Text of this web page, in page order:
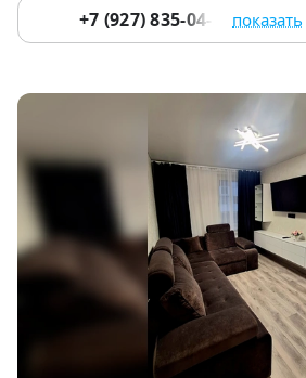
+7 (927) 835-04-56 показать